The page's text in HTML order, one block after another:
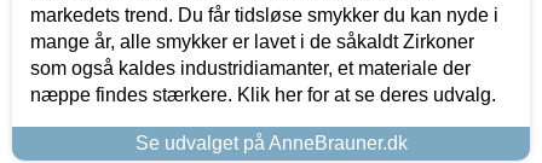
markedets trend. Du får tidsløse smykker du kan nyde i
mange år, alle smykker er lavet i de såkaldt Zirkoner
som også kaldes industridiamanter, et materiale der
næppe findes stærkere. Klik her for at se deres udvalg.
Se udvalget på AnneBrauner.dk